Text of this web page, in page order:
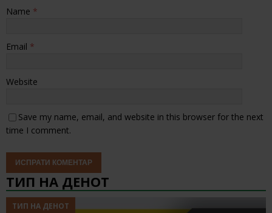
Name *
Email *
Website
Save my name, email, and website in this browser for the next
time I comment.
ТИП НА ДЕНОТ
ТИП НА ДЕНОТ